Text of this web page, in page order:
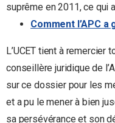
suprême en 2011, ce qui
Comment l’APC
L’UCET tient à remercier
conseillère juridique de
sur ce dossier pour les
et a pu le mener à bien
sa persévérance et son